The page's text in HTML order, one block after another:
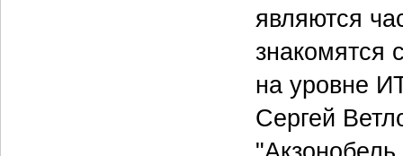
являются
знакомятся
на уровне
Сергей